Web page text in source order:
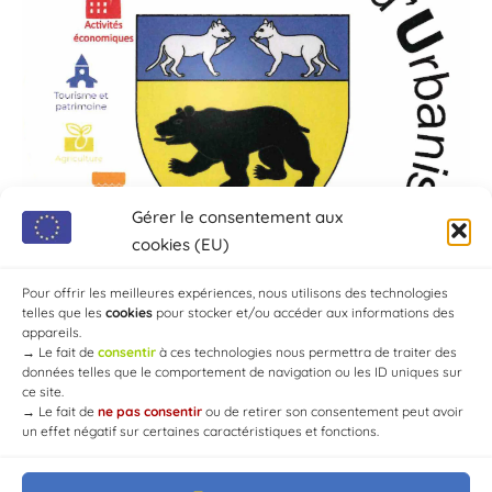
Gérer le consentement aux
cookies (EU)
Pour offrir les meilleures expériences, nous utilisons des technologies
telles que les cookies pour stocker et/ou accéder aux informations des
appareils.
→ Le fait de consentir à ces technologies nous permettra de traiter des
données telles que le comportement de navigation ou les ID uniques sur
ce site.
→ Le fait de ne pas consentir ou de retirer son consentement peut avoir
un effet négatif sur certaines caractéristiques et fonctions.